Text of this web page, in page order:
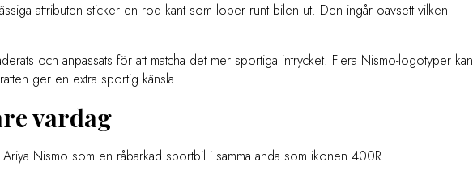
attributen sticker en röd kant som löper runt bilen ut. Den ingår oavsett vilken
och anpassats för att matcha det mer sportiga intrycket. Flera Nismo-logotyper kan
ger en extra sportig känsla.
vardag
Nismo som en råbarkad sportbil i samma anda som ikonen 400R.